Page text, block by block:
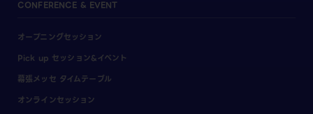
CONFERENCE & EVENT
オープニングセッション
Pick up セッション&イベント
幕張メッセ タイムテーブル
オンラインセッション